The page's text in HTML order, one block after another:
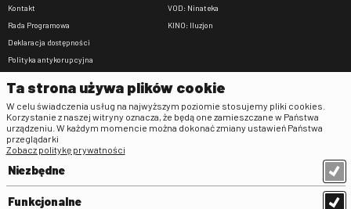
Kontakt
Rada Programowa
Deklaracja dostępności
Polityka antykorupcyjna
Zamówienia publiczne
Praca w FINA
VOD: Ninateka
KINO: Iluzjon
Regulaminy
Klauzula informacyjna RODO
Regulamin użytkowania parkingu
Ta strona używa plików cookie
W celu świadczenia usług na najwyższym poziomie stosujemy pliki cookies.
Korzystanie z naszej witryny oznacza, że będą one zamieszczane w Państwa
urządzeniu. W każdym momencie można dokonać zmiany ustawień Państwa
przeglądarki
Zobacz politykę prywatności
Niezbędne
Funkcjonalne